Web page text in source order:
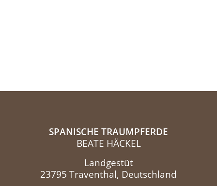
SPANISCHE TRAUMPFERDE
BEATE HÄCKEL
Landgestüt
23795 Traventhal, Deutschland